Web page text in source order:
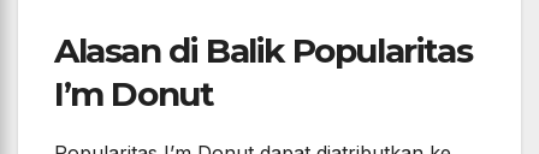
Alasan di Balik Popularitas
I’m Donut